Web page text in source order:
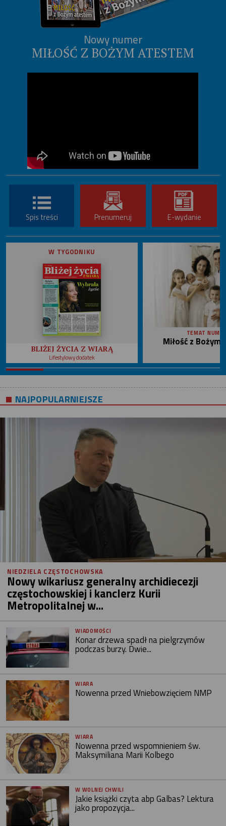
Nowy numer
MIŁOŚĆ Z BOŻYM ATESTEM
Spis treści Prenumeruj E-wydanie
W TYGODNIKU
BLIŻEJ ŻYCIA Z WIARĄ
Lifestylowy dodatek
TEMAT
Miłość z
NAJPOPULARNIEJSZE
NIEDZIELA CZĘSTOCHOWSKA
Nowy wikariusz generalny archidiecezji
częstochowskiej i kanclerz Kurii
Metropolitalnej w...
WIADOMOŚCI
Konar drzewa spadł na pielgrzymów
podczas burzy. Dwie...
WIARA
Nowenna przed Wniebowzięciem NMP
WIARA
Nowenna przed wspomnieniem św.
Maksymiliana Marii Kolbego
W WOLNEJ CHWILI
Jakie książki czyta abp Galbas? Lektura
jako propozycja...